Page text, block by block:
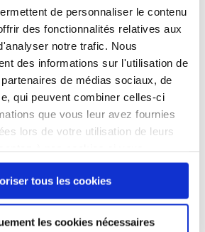
de personnaliser le contenu
des fonctionnalités relatives aux
notre trafic. Nous
des informations sur l'utilisation de
de médias sociaux, de
qui peuvent combiner celles-ci
que vous leur avez fournies
lors de votre utilisation de leurs
site Web.
tous les cookies
les cookies nécessaires
: